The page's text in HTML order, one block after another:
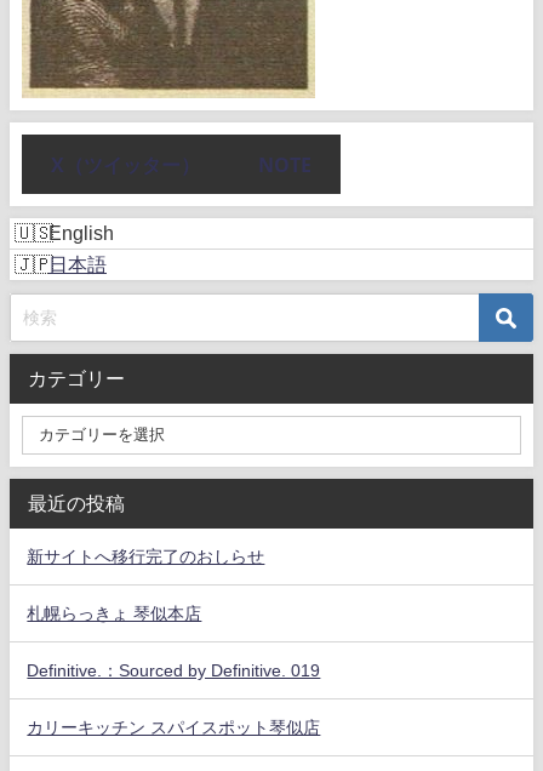
X（ツイッター） NOTE
English
日本語
カテゴリー
最近の投稿
新サイトへ移行完了のおしらせ
札幌らっきょ 琴似本店
Definitive.：Sourced by Definitive. 019
カリーキッチン スパイスポット琴似店